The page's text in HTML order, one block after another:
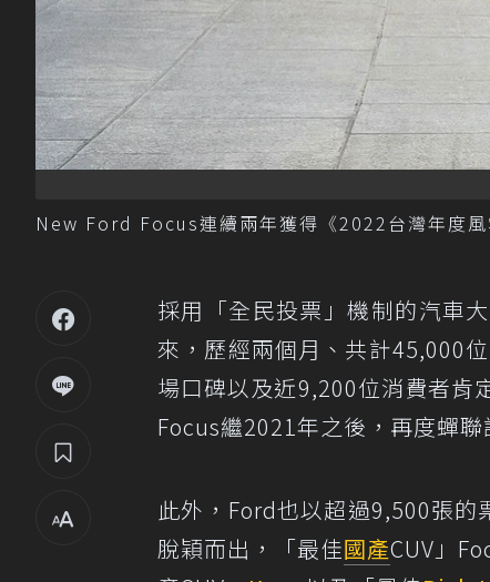
New Ford Focus連續兩年獲得《2022台灣年度
採用「全民投票」機制的汽車
來，歷經兩個月、共計45,000
場口碑以及近9,200位消費者肯
Focus繼2021年之後，再度蟬聯
此外，Ford也以超過9,500張的
脫穎而出，「最佳國產CUV」